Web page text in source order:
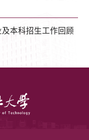
及本科招生工作回顾